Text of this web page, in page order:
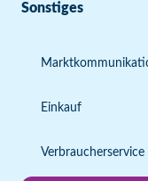
Sonstiges
Einkauf
Verbraucherservice